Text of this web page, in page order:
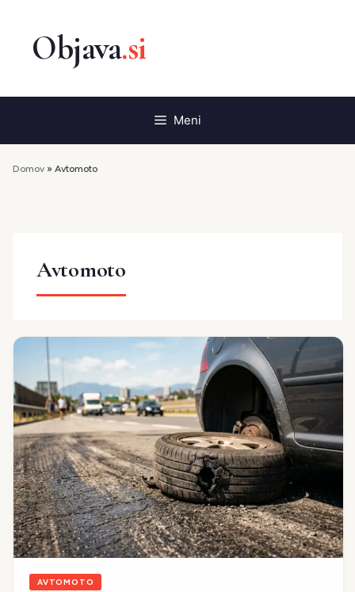
vsebino
Meni
Domov » Avtomoto
Avtomoto
AVTOMOTO